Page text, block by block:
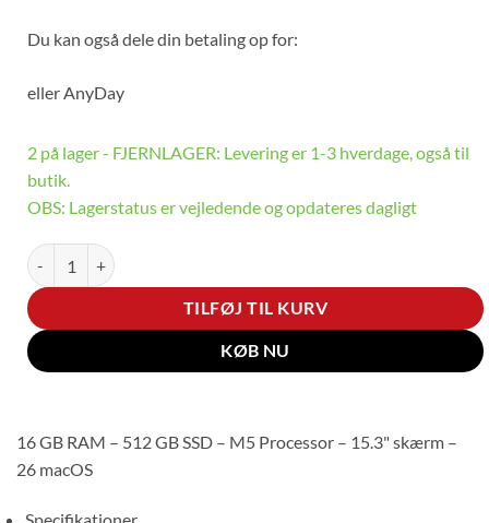
Du kan også dele din betaling op for:
ellerAnyDay
2 på lager - FJERNLAGER: Levering er 1-3 hverdage, også til
butik.
OBS: Lagerstatus er vejledende og opdateres dagligt
Apple MacBook Air antal
TILFØJ TIL KURV
KØB NU
16 GB RAM – 512 GB SSD – M5 Processor – 15.3" skærm –
26 macOS